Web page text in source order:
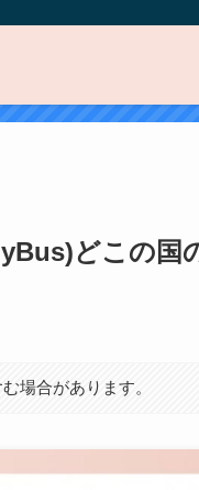
どこの国
場合があります。